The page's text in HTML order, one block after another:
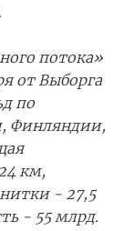
потока»
от Выборга
по
Финляндии,
км,
- 27,5
- 55 млрд.